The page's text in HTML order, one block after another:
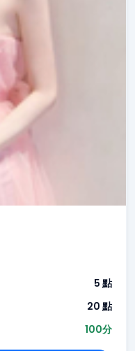
5 點
20 點
100分